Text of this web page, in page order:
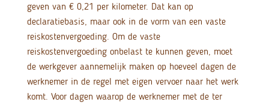
geven van € 0,21 per kilometer. Dat kan op
declaratiebasis, maar ook in de vorm van een vaste
reiskostenvergoeding. Om de vaste
reiskostenvergoeding onbelast te kunnen geven, moet
de werkgever aannemelijk maken op hoeveel dagen de
werknemer in de regel met eigen vervoer naar het werk
komt. Voor dagen waarop de werknemer met de ter